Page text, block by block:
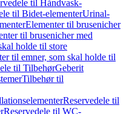
til Håndvask-
til Bidet-elementerUrinal-
Elementer til brusenicher
til brusenicher med
holde til store
til emner, som skal holde til
til TilbehørGeberit
Tilbehør til
Reservedele til
Reservedele til WC-